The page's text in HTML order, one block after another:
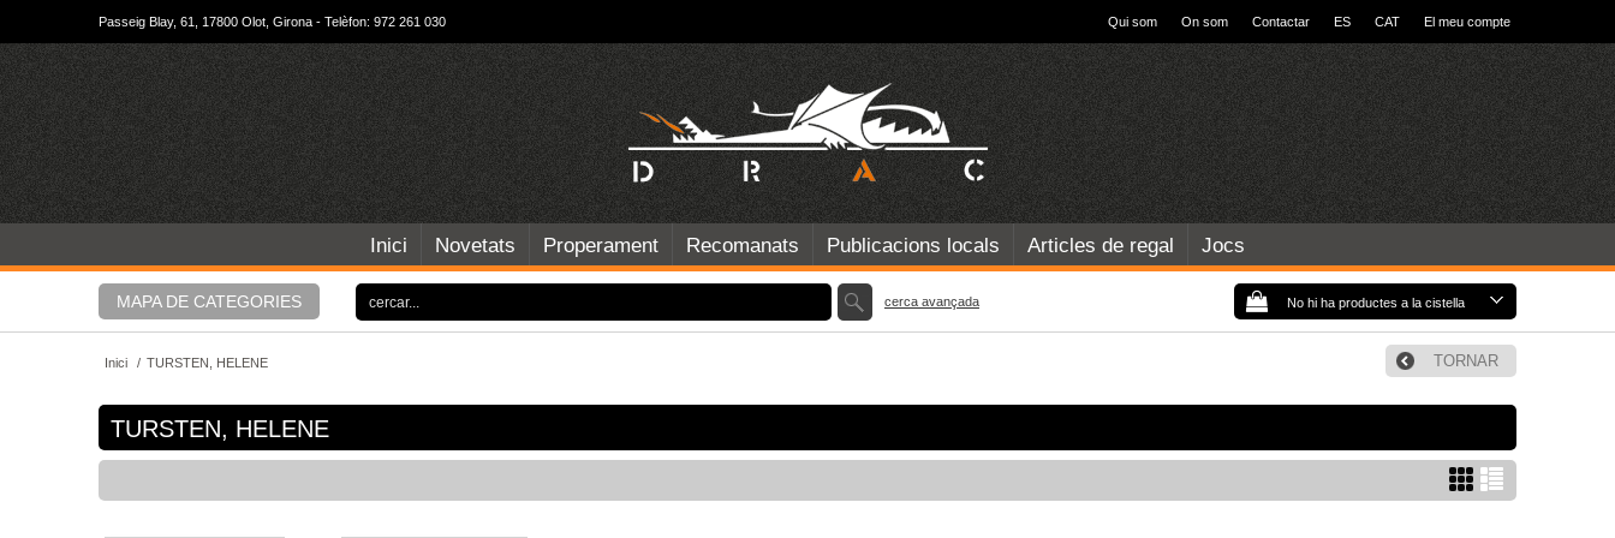
Passeig Blay, 61, 17800 Olot, Girona - Telèfon: 972 261 030 Qui som On som Contactar ES CAT El meu compte
Inici Novetats Properament Recomanats Publicacions locals Articles de regal Jocs
MAPA DE CATEGORIES No hi ha productes a la cistella
cerca avançada
Inici / TURSTEN, HELENE TORNAR
TURSTEN, HELENE